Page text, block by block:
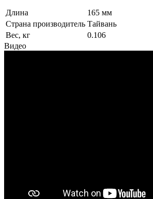
Длина
165 мм
Страна производитель Тайвань
Вес, кг
0.106
Видео